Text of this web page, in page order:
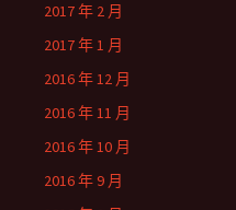
2017 年 2 月
2017 年 1 月
2016 年 12 月
2016 年 11 月
2016 年 10 月
2016 年 9 月